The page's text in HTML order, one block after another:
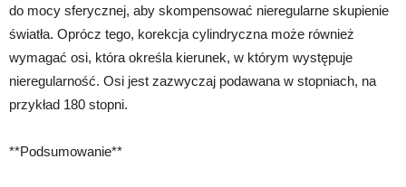
do mocy sferycznej, aby skompensować nieregularne skupienie
światła. Oprócz tego, korekcja cylindryczna może również
wymagać osi, która określa kierunek, w którym występuje
nieregularność. Osi jest zazwyczaj podawana w stopniach, na
przykład 180 stopni.
**Podsumowanie**